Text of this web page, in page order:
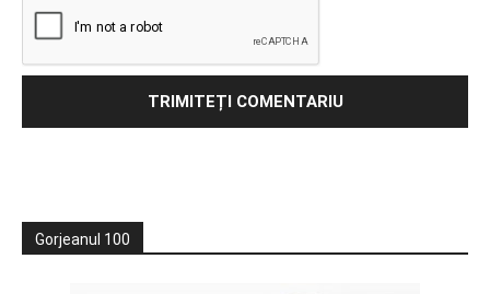
Gorjeanul 100